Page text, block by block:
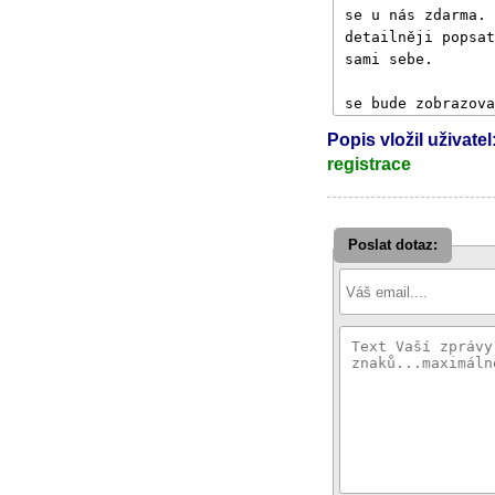
Popis vložil
registrace
Poslat dotaz: